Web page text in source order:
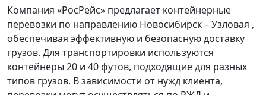
Компания «РосРейс» предлагает контейнерные
перевозки по направлению Новосибирск – Узловая ,
обеспечивая эффективную и безопасную доставку
грузов. Для транспортировки используются
контейнеры 20 и 40 футов, подходящие для разных
типов грузов. В зависимости от нужд клиента,